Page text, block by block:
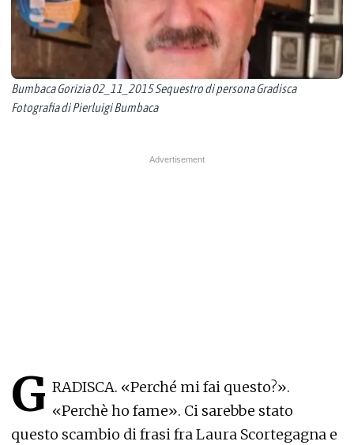
Bumbaca Gorizia 02_11_2015 Sequestro di persona Gradisca
Fotografia di Pierluigi Bumbaca
G RADISCA. «Perché mi fai questo?».
«Perchè ho fame». Ci sarebbe stato
questo scambio di frasi fra Laura Scortegagna e